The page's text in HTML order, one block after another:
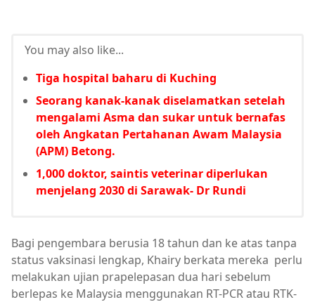
You may also like...
Tiga hospital baharu di Kuching
Seorang kanak-kanak diselamatkan setelah
mengalami Asma dan sukar untuk bernafas
oleh Angkatan Pertahanan Awam Malaysia
(APM) Betong.
1,000 doktor, saintis veterinar diperlukan
menjelang 2030 di Sarawak- Dr Rundi
Bagi pengembara berusia 18 tahun dan ke atas tanpa
status vaksinasi lengkap, Khairy berkata mereka perlu
melakukan ujian prapelepasan dua hari sebelum
berlepas ke Malaysia menggunakan RT-PCR atau RTK-